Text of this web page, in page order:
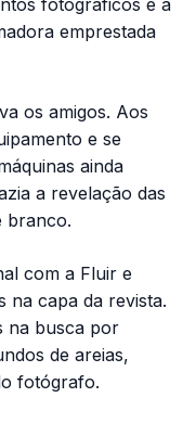
fotográficos e a
emprestada
os amigos. Aos
e se
ainda
a revelação das
branco.
com a Fluir e
na capa da revista.
na busca por
de areias,
fotógrafo.